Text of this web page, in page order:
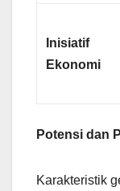
Inisiatif
Ekonomi
Potensi dan
Karakteristik